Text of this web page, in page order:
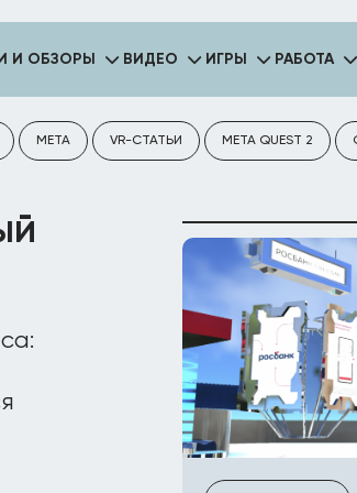
И ОБЗОРЫ ВИДЕО ИГРЫ РАБОТА
META VR-СТАТЬИ META QUEST 2